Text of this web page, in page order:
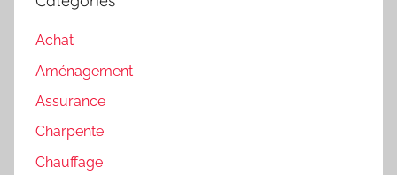
Achat
Aménagement
Assurance
Charpente
Chauffage